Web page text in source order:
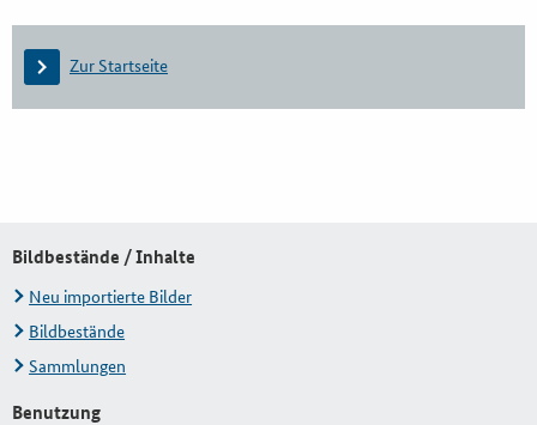
Zur Startseite
Bildbestände / Inhalte
Neu importierte Bilder
Bildbestände
Sammlungen
Benutzung